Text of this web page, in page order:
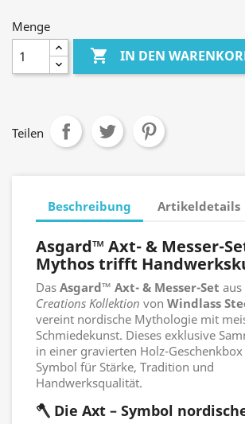
Menge
 IN DEN
Teilen
Beschreibung Artikeldetails
Asgard™ Axt- & Messer-
Mythos trifft
Das Asgard™ Axt- & Messer-Set
Creations Kollektion von Windlass
vereint nordische Mythologie mit
Schmiedekunst. Dieses exklusive
in einer gravierten Holz-
Symbol für Stärke, Tradition und
Handwerksqualität.
🪓 Die Axt – Symbol